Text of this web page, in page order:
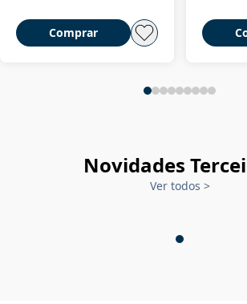
Comprar
Novidades
Ver todos >